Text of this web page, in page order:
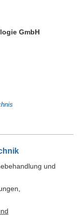
GmbH
und